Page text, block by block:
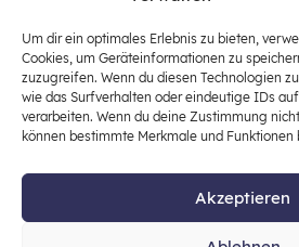
Um dir ein optimales Erlebnis zu bieten,
Cookies, um Geräteinformationen zu
zuzugreifen. Wenn du diesen Technologien
wie das Surfverhalten oder eindeutige IDs
verarbeiten. Wenn du deine Zustimmung
können bestimmte Merkmale und
Akzeptieren
Stiftung für Wirtschaftsbildung,
Plattform für die Stärkung und
lebensweltbezogenen und
Wirtschaftsbildung in der
(Fokus: Sekundarstufe I).